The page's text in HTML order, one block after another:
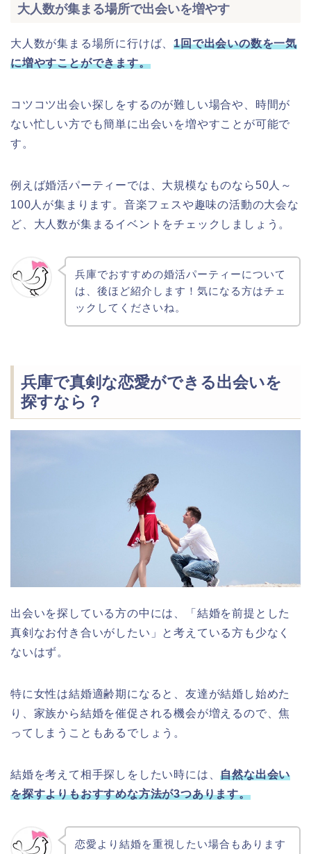
大人数が集まる場所で出会いを増やす
大人数が集まる場所に行けば、1回で出会いの数を一気
に増やすことができます。
コツコツ出会い探しをするのが難しい場合や、時間が
ない忙しい方でも簡単に出会いを増やすことが可能で
す。
例えば婚活パーティーでは、大規模なものなら50人～
100人が集まります。音楽フェスや趣味の活動の大会な
ど、大人数が集まるイベントをチェックしましょう。
兵庫でおすすめの婚活パーティーについて
は、後ほど紹介します！気になる方はチェ
ックしてくださいね。
兵庫で真剣な恋愛ができる出会いを
探すなら？
出会いを探している方の中には、「結婚を前提とした
真剣なお付き合いがしたい」と考えている方も少なく
ないはず。
特に女性は結婚適齢期になると、友達が結婚し始めた
り、家族から結婚を催促される機会が増えるので、焦
ってしまうこともあるでしょう。
結婚を考えて相手探しをしたい時には、自然な出会い
を探すよりもおすすめな方法が3つあります。
恋愛より結婚を重視したい場合もあります